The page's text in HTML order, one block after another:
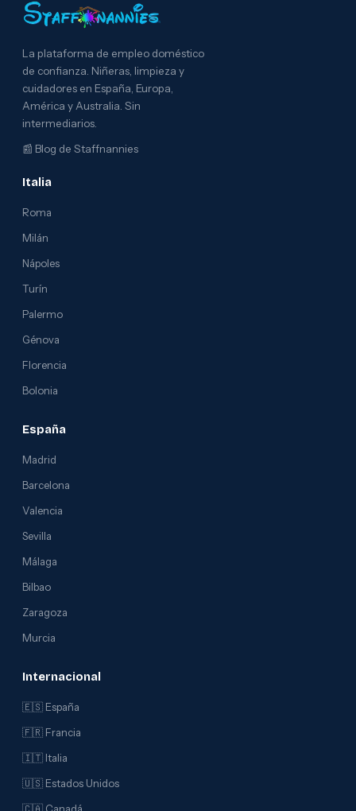
La plataforma de empleo doméstico
de confianza. Niñeras, limpieza y
cuidadores en España, Europa,
América y Australia. Sin
intermediarios.
📰 Blog de Staffnannies
Italia
Roma
Milán
Nápoles
Turín
Palermo
Génova
Florencia
Bolonia
España
Madrid
Barcelona
Valencia
Sevilla
Málaga
Bilbao
Zaragoza
Murcia
Internacional
🇪🇸 España
🇫🇷 Francia
🇮🇹 Italia
🇺🇸 Estados Unidos